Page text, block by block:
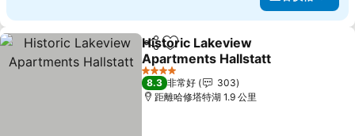
分享 加入我的最愛
Historic Lakeview
Apartments Hallstatt
4 星級
8.3 非常好
303
距離哈修塔特湖 1.9 公里